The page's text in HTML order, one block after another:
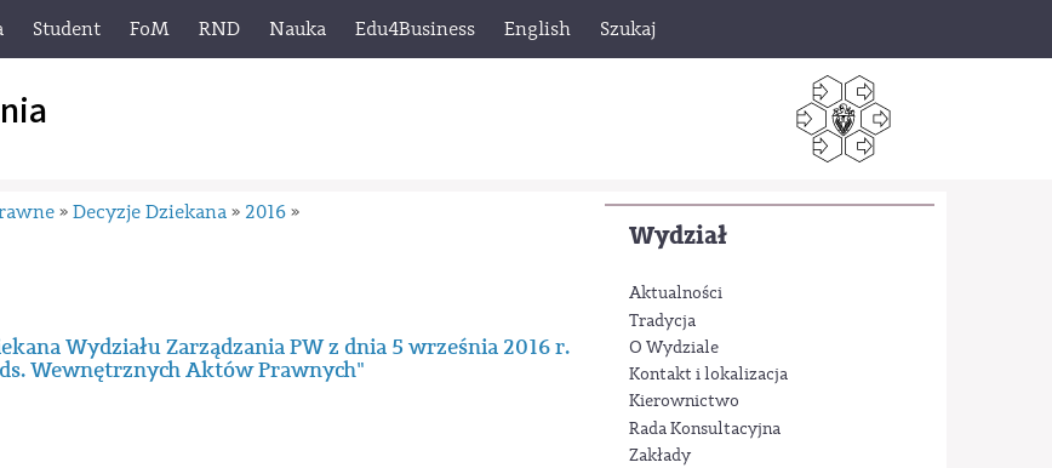
Student FoM RND Nauka Edu4Business English Szukaj
Wydział
Aktualności
Tradycja
O Wydziale
Kontakt i lokalizacja
Kierownictwo
Rada Konsultacyjna
Zakłady
» Decyzje Dziekana » 2016 »
Wydziału Zarządzania PW z dnia 5 września 2016 r.
Wewnętrznych Aktów Prawnych"